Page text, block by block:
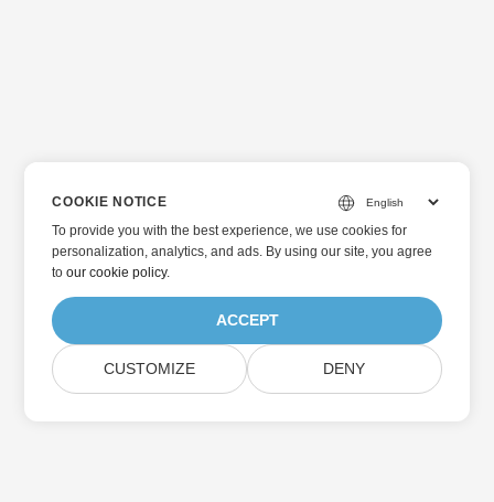
COOKIE NOTICE
To provide you with the best experience, we use cookies for
personalization, analytics, and ads. By using our site, you agree
toour cookie policy.
ACCEPT
CUSTOMIZE DENY